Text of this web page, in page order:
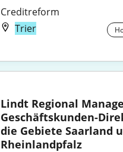
Creditreform
Trier
Lindt Regional
Geschäftskunden-
die Gebiete Saarland
Rheinlandpfalz